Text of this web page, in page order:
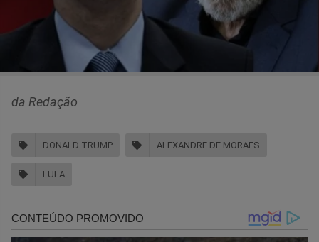
da Redação
DONALD TRUMP ALEXANDRE DE MORAES
LULA